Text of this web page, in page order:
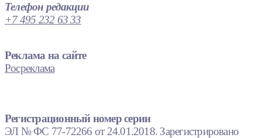
Телефон редакции
+7 495 232 63 33
Реклама на сайте
Росреклама
Регистрационный номер серии
ЭЛ № ФС 77-72266 от 24.01.2018. Зарегистрировано